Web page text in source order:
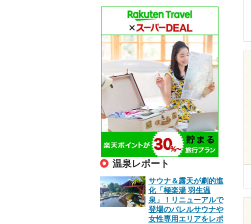
温泉レポート
サウナ＆露天が劇的進
化「極楽湯 羽生温
泉」！リニューアルで
登場のバレルサウナや
女性専用エリアをレポ